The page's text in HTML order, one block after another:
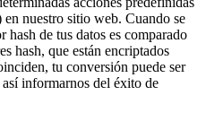
nuestro sitio web. Cuando se
de tus datos es comparado
hash, que están encriptados
tu conversión puede ser
informarnos del éxito de